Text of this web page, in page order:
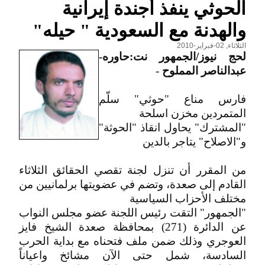
الحوثي ينفذ أجندة إيرانية
والهدنة مع السعودية " حيله"
الثلاثاء, 02-فبراير-2010
لحج نيوز/الجمهور نت:حاوره-
عبدالناصر المملوح -
فارس مناع "حوثي" سلّم
المتمردين مخزن اسلحة
"المشترك" يحاول انقاذ "الحوثة"
و"الاصلاح" يتاجر بالدين
من المقرر أن تنزل لجنة تقصي الحقائق الثلاثاء
القادم إلى صعدة، وتضم في عضويتها برلمانيين من
مختلف الأحزاب السياسية
"الجمهور" التقت رئيس اللجنة عضو مجلس النواب
عن الدائرة (271) بمحافظة صعدة الشيخ فايز
العوجري وذلك ضمن ملف فتحناه مع بداية الحرب
السادسة، شمل حتى الآن مشائخ واعياناً